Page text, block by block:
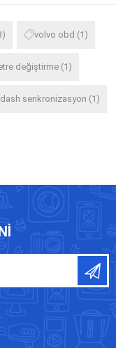
volvo obd (1)
değiştirme (1)
senkronizasyon (1)